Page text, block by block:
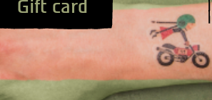
Gift card